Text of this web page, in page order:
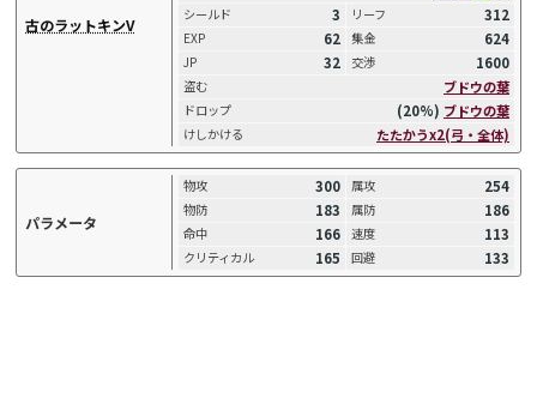
古のラットキンV
シールド
3 リーフ 312
EXP 62 集金 624
JP 32 交渉 1600
盗む ブドウの葉
ドロップ (20%) ブドウの葉
けしかける たたかうx2(弓・全体)
パラメータ
物攻 300 属攻 254
物防 183 属防 186
命中 166 速度 113
クリティカル 165 回避 133